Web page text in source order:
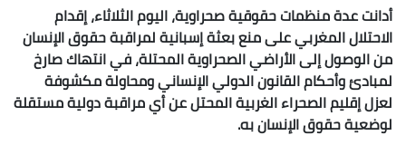
أدانت عدة منظمات حقوقية صحراوية، اليوم الثلاثاء، إقدام
الاحتلال المغربي على منع بعثة إسبانية لمراقبة حقوق الإنسان
من الوصول إلى الأراضي الصحراوية المحتلة، في انتهاك صارخ
لمبادئ وأحكام القانون الدولي الإنساني ومحاولة مكشوفة
لعزل إقليم الصحراء الغربية المحتل عن أي مراقبة دولية مستقلة
لوضعية حقوق الإنسان به.